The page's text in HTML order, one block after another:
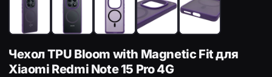
Чехол TPU Bloom with Magnetic Fit для
Xiaomi Redmi Note 15 Pro 4G